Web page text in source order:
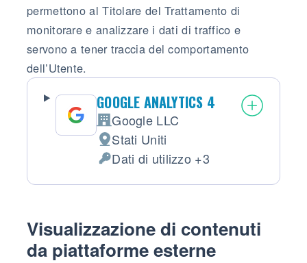
permettono al Titolare del Trattamento di
monitorare e analizzare i dati di traffico e
servono a tener traccia del comportamento
dell’Utente.
GOOGLE ANALYTICS 4
Azienda:
Google LLC
Luogo del trattamento:
Stati Uniti
Dati Personali trattati:
Dati di utilizzo +3
Visualizzazione di contenuti
da piattaforme esterne